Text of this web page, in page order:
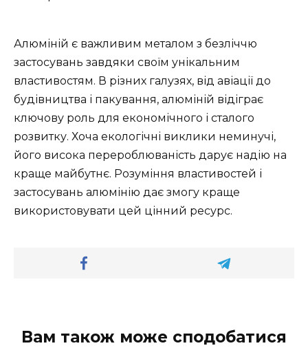
Алюміній є важливим металом з безліччю
застосувань завдяки своїм унікальним
властивостям. В різних галузях, від авіації до
будівництва і пакування, алюміній відіграє
ключову роль для економічного і сталого
розвитку. Хоча екологічні виклики неминучі,
його висока перероблюваність дарує надію на
краще майбутнє. Розуміння властивостей і
застосувань алюмінію дає змогу краще
використовувати цей цінний ресурс.
Вам також може сподобатися